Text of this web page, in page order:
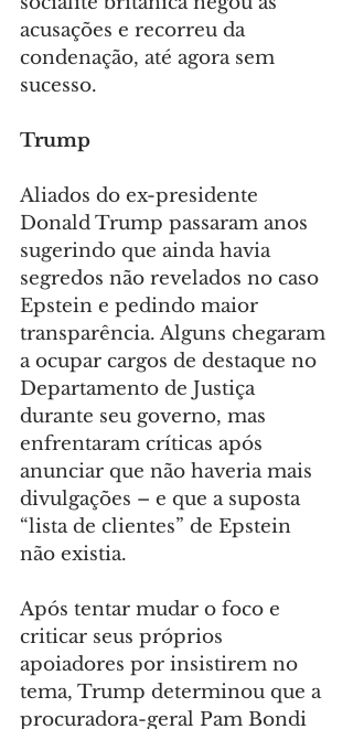
acusações e recorreu da
condenação, até agora sem
sucesso.
Trump
Aliados do ex-presidente
Donald Trump passaram anos
sugerindo que ainda havia
segredos não revelados no caso
Epstein e pedindo maior
transparência. Alguns chegaram
a ocupar cargos de destaque no
Departamento de Justiça
durante seu governo, mas
enfrentaram críticas após
anunciar que não haveria mais
divulgações – e que a suposta
“lista de clientes” de Epstein
não existia.
Após tentar mudar o foco e
criticar seus próprios
apoiadores por insistirem no
tema, Trump determinou que a
procuradora-geral Pam Bondi